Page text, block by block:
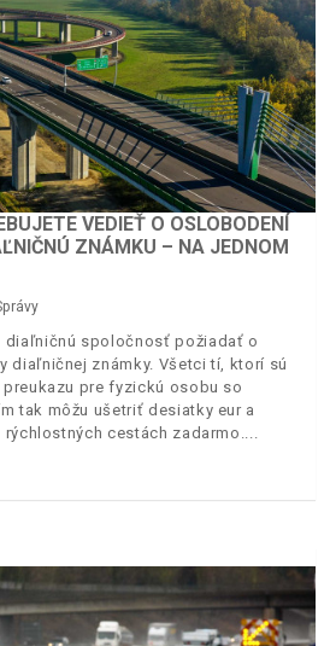
VEDIEŤ O OSLOBODENÍ
ZNÁMKU – NA JEDNOM
diaľničnú spoločnosť požiadať o
diaľničnej známky. Všetci tí, ktorí sú
pre fyzickú osobu so
tak môžu ušetriť desiatky eur a
cestách zadarmo.